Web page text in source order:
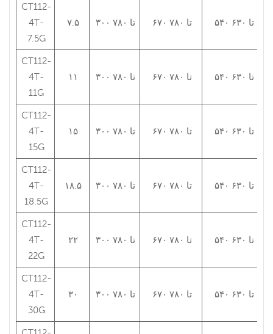
CT112-
4T-
7.5G
۷.۵ ۳۰۰ تا ۷۸۰ ۶۷۰ تا ۷۸۰ ۵۴۰ تا ۶۳۰
CT112-
4T-
11G
۱۱ ۳۰۰ تا ۷۸۰ ۶۷۰ تا ۷۸۰ ۵۴۰ تا ۶۳۰
CT112-
4T-
15G
۱۵ ۳۰۰ تا ۷۸۰ ۶۷۰ تا ۷۸۰ ۵۴۰ تا ۶۳۰
CT112-
4T-
18.5G
۱۸.۵ ۳۰۰ تا ۷۸۰ ۶۷۰ تا ۷۸۰ ۵۴۰ تا ۶۳۰
CT112-
4T-
22G
۲۲ ۳۰۰ تا ۷۸۰ ۶۷۰ تا ۷۸۰ ۵۴۰ تا ۶۳۰
CT112-
4T-
30G
۳۰ ۳۰۰ تا ۷۸۰ ۶۷۰ تا ۷۸۰ ۵۴۰ تا ۶۳۰